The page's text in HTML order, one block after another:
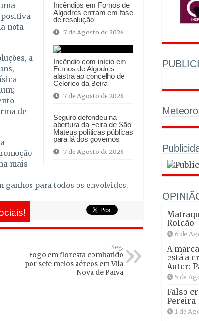
Incêndios em Fornos de
Algodres entram em fase
de resolução
7 de Agosto de 2026
Incêndio com início em
Fornos de Algodres
alastra ao concelho de
Celorico da Beira
7 de Agosto de 2026
Seguro defendeu na
abertura da Feira de São
Mateus políticas públicas
para lá dos governos
7 de Agosto de 2026
positiva
nota
a
de
mais-
ganhos para todos os envolvidos.
Seg.
Fogo em floresta combatido
por sete meios aéreos em Vila
Nova de Paiva
Roldão
6 de
A
está a
Autor:
5 de
Falso
Pereira
1 de